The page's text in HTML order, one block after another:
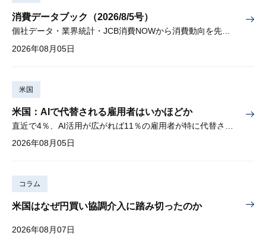
消費データブック（2026/8/5号）
2026年08月05日
米国
米国：AIで代替される雇用者はいかほどか
2026年08月05日
コラム
米国はなぜ円買い協調介入に踏み切ったのか
2026年08月07日